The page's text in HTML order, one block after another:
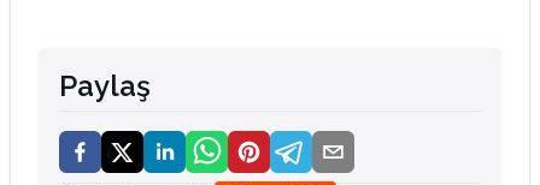
Paylaş